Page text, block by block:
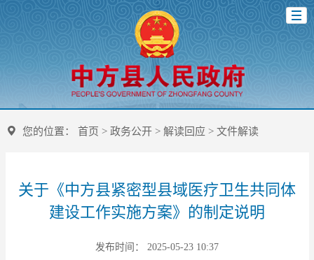
您的位置： 首页 > 政务公开> 解读回应 > 文件解读
关于《中方县紧密型县域医疗卫生共同体
建设工作实施方案》的制定说明
发布时间： 2025-05-23 10:37